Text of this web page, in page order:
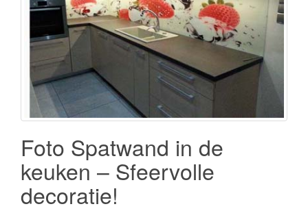
i
Foto Spatwand in de
keuken – Sfeervolle
decoratie!